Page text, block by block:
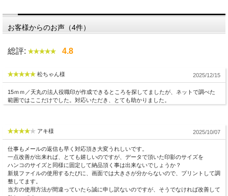
お客様からのお声（4件）
総評: 4.8
松ちゃん様 2025/12/15
15ｍｍ／天丸の法人役職印が作成できるところを探してましたが、ネットで調べた
範囲ではここだけでした。対応いただき、とても助かりました。
アキ様 2025/10/07
仕事もメールの返信も早く対応頂き大変うれしいです。
一点改善が出来れば、とても嬉しいのですが、データで頂いた印影のサイズを
ハンコのサイズと同様に固定して納品頂く事は出来ないでしょうか？
新規ファイルの使用するたびに、画面では大きさが分からないので、プリントして調
整してます。
当方の使用方法が間違っていたら誠に申し訳ないのですが、そうでなければ改善して